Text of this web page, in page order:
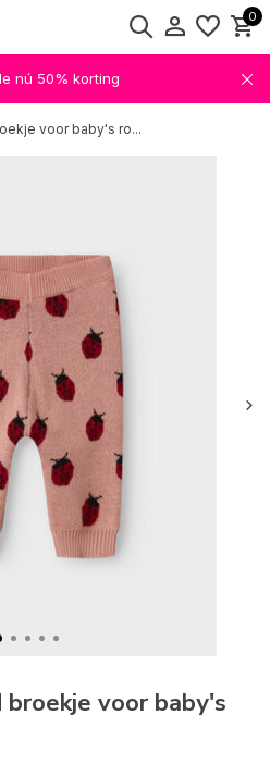
0
nú 50% korting
voor baby's ro...
voor baby's